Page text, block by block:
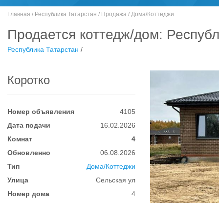
Главная / Республика Татарстан / Продажа / Дома/Коттеджи
Продается коттедж/дом:
Республика Татарстан /
Коротко
Номер объявления
4105
Дата подачи
16.02.2026
Комнат
4
Обновленно
06.08.2026
Тип
Дома/Коттеджи
Улица
Сельская ул
Номер дома
4